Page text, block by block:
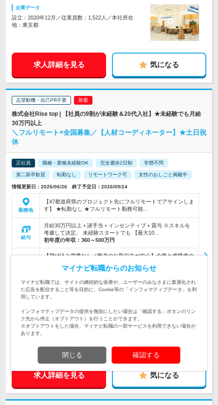
企業データ
設立：2020年12月／従業員数：1,522人／本社所在
地：東京都
求人詳細を見る 気になる
志望動機・自己PR不要
株式会社Rise top | 【社員の9割が未経験＆20代入社】★未経験でも月給
30万円以上
＼フルリモート×全国募集／【人材コーディネーター】★土日祝
休
正社員 職種・業種未経験OK 完全週休2日制 学歴不問
第二新卒歓迎 転勤なし リモートワーク可 女性のおしごと掲載中
情報更新日：2026/06/26 終了予定日：2026/09/24
勤務地
【47都道府県のプロジェクト先にフルリモートでアサインしま
す】 ★転勤なし ★フルリモート勤務可能…
給与
月給30万円以上＋諸手当＋インセンティブ＋賞与 ※スキルを
考慮して決定。 未経験スタートでも 【最大10…
初年度の年収： 360～500万円
【飛び込み営業なし／既存のお取引先が中心】企業と求職者の
生として最大1年かけて育成♪
対象と
【全国どこからでも応募OK】◆34歳までの方 ◆未経験・第二
新卒歓迎 ◆学歴不問 ★上京したい方も歓迎(支援あり) ★2～3
年でリーダーや管理職も可能
企業データ
設立：2025年3月／本社所在地：東京都
求人詳細を見る 気になる
マイナビ転職からのお知らせ
マイナビ転職では、サイトの継続的な改善や、ユーザーのみなさまに最適化され
た広告を配信すること等を目的に、Cookie等の「インフォマティブデータ」を利
用しています。
インフォマティブデータの提供を無効にしたい場合は「確認する」ボタンのリン
ク先から停止（オプトアウト）を行うことができます。
※オプトアウトをした場合、マイナビ転職の一部サービスを利用できない場合が
あります。
閉じる 確認する